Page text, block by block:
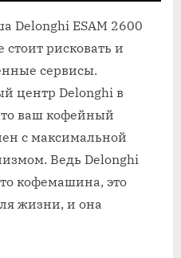
Delonghi ESAM 2600
рисковать и
сервисы.
центр Delonghi в
ваш кофейный
с максимальной
Ведь Delonghi
кофемашина, это
жизни, и она